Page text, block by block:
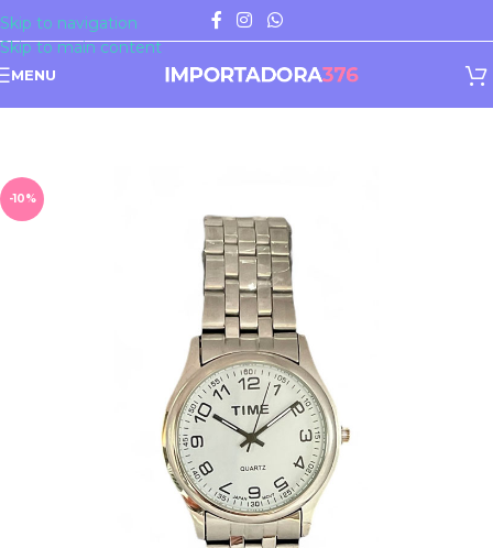
Skip to navigation
Skip to main content
MENU
-10%